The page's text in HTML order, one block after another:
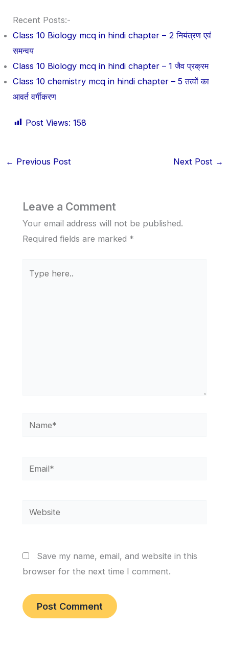
Recent Posts:-
Class 10 Biology mcq in hindi chapter – 2 नियंत्रण एवं
समन्वय
Class 10 Biology mcq in hindi chapter – 1 जैव प्रक्रम
Class 10 chemistry mcq in hindi chapter – 5 तत्वों का
आवर्त वर्गीकरण
Post Views: 158
← Previous Post Next Post →
Leave a Comment
Your email address will not be published.
Required fields are marked *
Name*
Email*
Website
Save my name, email, and website in this
browser for the next time I comment.